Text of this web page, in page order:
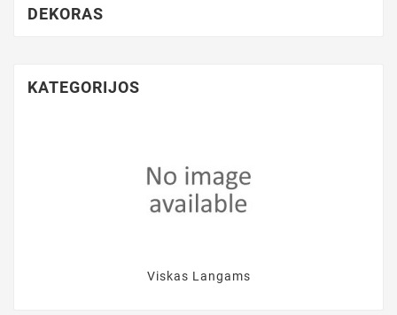
DEKORAS
KATEGORIJOS
Viskas Langams